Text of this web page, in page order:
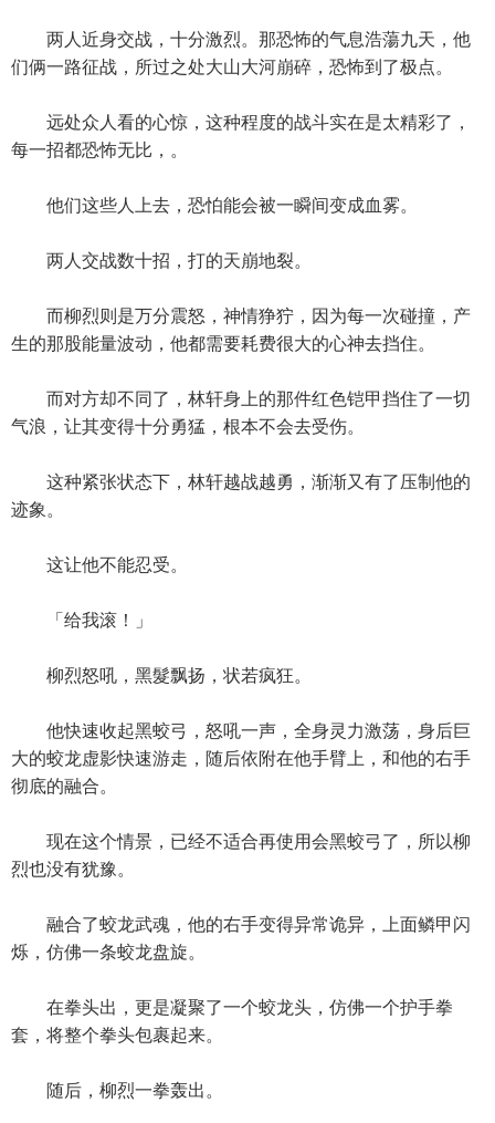
两人近身交战，十分激烈。那恐怖的气息浩蕩九天，他
们俩一路征战，所过之处大山大河崩碎，恐怖到了极点。
远处众人看的心惊，这种程度的战斗实在是太精彩了，
每一招都恐怖无比，。
他们这些人上去，恐怕能会被一瞬间变成血雾。
两人交战数十招，打的天崩地裂。
而柳烈则是万分震怒，神情狰狞，因为每一次碰撞，产
生的那股能量波动，他都需要耗费很大的心神去挡住。
而对方却不同了，林轩身上的那件红色铠甲挡住了一切
气浪，让其变得十分勇猛，根本不会去受伤。
这种紧张状态下，林轩越战越勇，渐渐又有了压制他的
迹象。
这让他不能忍受。
「给我滚！」
柳烈怒吼，黑髮飘扬，状若疯狂。
他快速收起黑蛟弓，怒吼一声，全身灵力激荡，身后巨
大的蛟龙虚影快速游走，随后依附在他手臂上，和他的右手
彻底的融合。
现在这个情景，已经不适合再使用会黑蛟弓了，所以柳
烈也没有犹豫。
融合了蛟龙武魂，他的右手变得异常诡异，上面鳞甲闪
烁，仿佛一条蛟龙盘旋。
在拳头出，更是凝聚了一个蛟龙头，仿佛一个护手拳
套，将整个拳头包裹起来。
随后，柳烈一拳轰出。